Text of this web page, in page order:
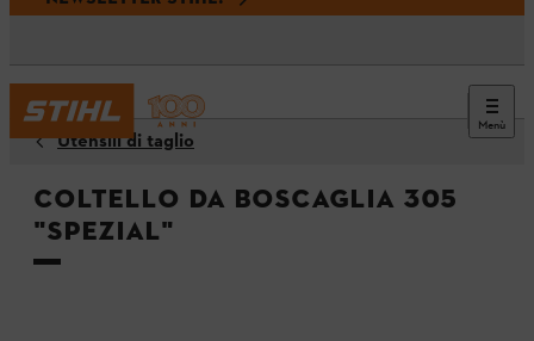
Menù
Utensili di taglio
Coltello da boscaglia 305
"SPEZIAL"